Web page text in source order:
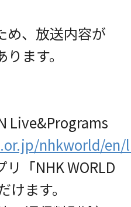
、放送内容が
ます。
Live&Programs
nhkworld/
「NHK WORLD
ます。